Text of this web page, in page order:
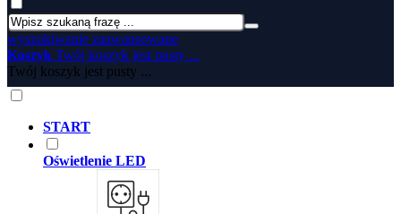
wyszukiwanie zaawansowane
Koszyk Twój koszyk jest pusty ...
Twój koszyk jest pusty ...
START
Oświetlenie LED